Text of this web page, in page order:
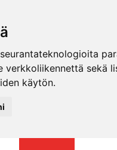
verkkoliikennettä sekä
käytön.